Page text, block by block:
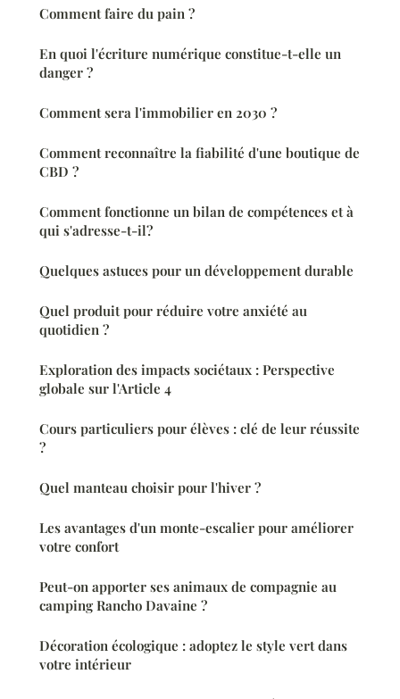
Comment faire du pain ?
En quoi l'écriture numérique constitue-t-elle un
danger ?
Comment sera l'immobilier en 2030 ?
Comment reconnaître la fiabilité d'une boutique de
CBD ?
Comment fonctionne un bilan de compétences et à
qui s'adresse-t-il?
Quelques astuces pour un développement durable
Quel produit pour réduire votre anxiété au
quotidien ?
Exploration des impacts sociétaux : Perspective
globale sur l'Article 4
Cours particuliers pour élèves : clé de leur réussite
?
Quel manteau choisir pour l'hiver ?
Les avantages d'un monte-escalier pour améliorer
votre confort
Peut-on apporter ses animaux de compagnie au
camping Rancho Davaine ?
Décoration écologique : adoptez le style vert dans
votre intérieur